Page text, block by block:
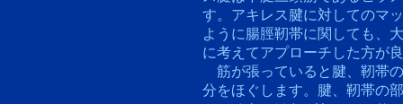
す。アキレス腱に対してのマ
ように腸脛靭帯に関しても、
に考えてアプローチした方が
筋が張っていると腱、靭帯
分をほぐします。腱、靭帯の